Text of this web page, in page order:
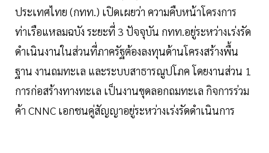
ประเทศไทย (กทท.) เปิดเผยว่า ความคืบหน้าโครงการ
ท่าเรือแหลมฉบัง ระยะที่ 3 ปัจจุบัน กทท.อยู่ระหว่างเร่งรัด
ดำเนินงานในส่วนที่ภาครัฐต้องลงทุนด้านโครงสร้างพื้น
ฐาน งานถมทะเล และระบบสาธารณูปโภค โดยงานส่วน 1
การก่อสร้างทางทะเล เป็นงานขุดลอกถมทะเล กิจการร่วม
ค้า CNNC เอกชนคู่สัญญาอยู่ระหว่างเร่งรัดดำเนินการ